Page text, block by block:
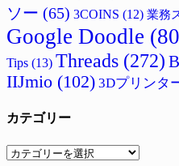
ソー (65) 3COINS (12) 業務
Google Doodle
Tips (13) Threads (272)
IIJmio (102) 3Dプリンタ
カテゴリー
カ